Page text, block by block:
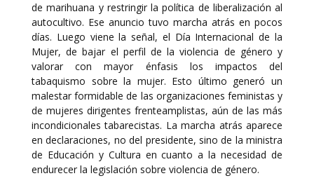
de marihuana y restringir la política de liberalización al
autocultivo. Ese anuncio tuvo marcha atrás en pocos
días. Luego viene la señal, el Día Internacional de la
Mujer, de bajar el perfil de la violencia de género y
valorar con mayor énfasis los impactos del
tabaquismo sobre la mujer. Esto último generó un
malestar formidable de las organizaciones feministas y
de mujeres dirigentes frenteamplistas, aún de las más
incondicionales tabarecistas. La marcha atrás aparece
en declaraciones, no del presidente, sino de la ministra
de Educación y Cultura en cuanto a la necesidad de
endurecer la legislación sobre violencia de género.